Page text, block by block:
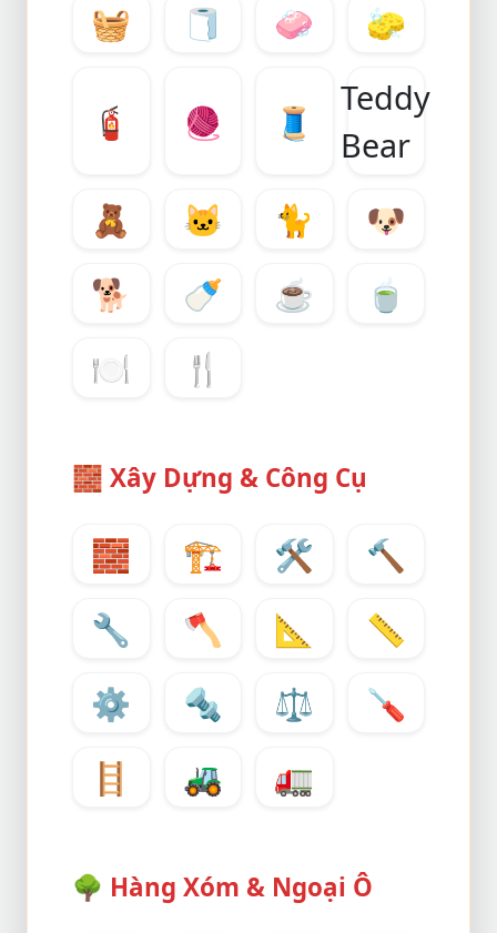
🧺
🧻 🧼 🧽
🧯 🧶 🧵
Teddy
Bear
🧸
🐱 🐈
🐶
🐕
🍼 ☕
🍵
🍽️
🍴
🧱 Xây Dựng & Công Cụ
🧱 🏗️ 🛠️
🔨
🔧
🪓 📐
📏
⚙️
🔩 ⚖️
🪛
🪜
🚜 🚛
🌳 Hàng Xóm & Ngoại Ô